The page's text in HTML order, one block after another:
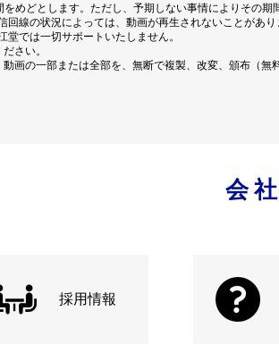
めどとします。ただし、予期しない事情によりその期
線の状況によっては、動画が再生されないことがあり
堂では一切サポートいたしません。
さい。
画の一部または全部を、無断で複製、改変、頒布（無
会
採用情報